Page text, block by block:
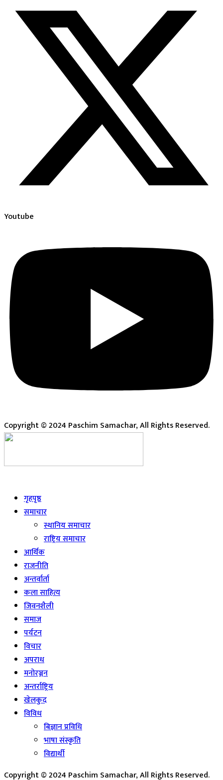
Youtube
Copyright © 2024 Paschim Samachar, All Rights Reserved.
गृहपृष्ठ
समाचार
स्थानिय समाचार
राष्ट्रिय समाचार
आर्थिक
राजनीति
अन्तर्वार्ता
कला साहित्य
जिवनशैली
समाज
पर्यटन
विचार
अपराध
मनोरञ्जन
अन्तर्राष्ट्रिय
खेलकुद
विविध
बिज्ञान प्रविधि
भाषा संस्कृति
विद्यार्थी
Copyright © 2024 Paschim Samachar, All Rights Reserved.